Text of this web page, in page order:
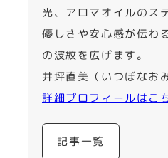
光、アロマオイルのス
優しさや安心感が伝わ
の波紋を広げます。
井坪直美（いつぼなお
詳細プロフィールはこ
記事一覧